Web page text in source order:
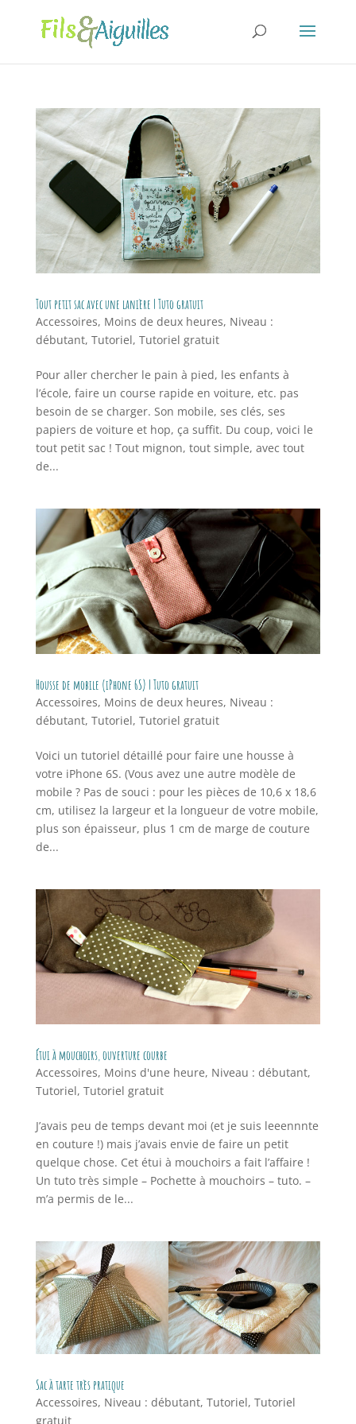
Tout petit sac avec une lanière | Tuto gratuit
Accessoires, Moins de deux heures, Niveau :
débutant, Tutoriel, Tutoriel gratuit
Pour aller chercher le pain à pied, les enfants à
l’école, faire un course rapide en voiture, etc. pas
besoin de se charger. Son mobile, ses clés, ses
papiers de voiture et hop, ça suffit. Du coup, voici le
tout petit sac ! Tout mignon, tout simple, avec tout
de...
Housse de mobile (iPhone 6S) | Tuto gratuit
Accessoires, Moins de deux heures, Niveau :
débutant, Tutoriel, Tutoriel gratuit
Voici un tutoriel détaillé pour faire une housse à
votre iPhone 6S. (Vous avez une autre modèle de
mobile ? Pas de souci : pour les pièces de 10,6 x 18,6
cm, utilisez la largeur et la longueur de votre mobile,
plus son épaisseur, plus 1 cm de marge de couture
de...
Étui à mouchoirs, ouverture courbe
Accessoires, Moins d'une heure, Niveau : débutant,
Tutoriel, Tutoriel gratuit
J’avais peu de temps devant moi (et je suis leeennnte
en couture !) mais j’avais envie de faire un petit
quelque chose. Cet étui à mouchoirs a fait l’affaire !
Un tuto très simple – Pochette à mouchoirs – tuto. –
m’a permis de le...
Sac à tarte très pratique
Accessoires, Niveau : débutant, Tutoriel, Tutoriel
gratuit